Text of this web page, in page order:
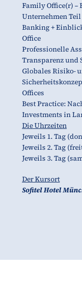
Family Office(r) –
Unternehmen Teil
Banking +
Office
Professionelle
Transparenz und
Globales Risiko-
Offices
Best Practice:
Investments in
Die Uhrzeiten
Jeweils 1. Tag
Jeweils 2. Tag
Jeweils 3. Tag
Der Kursort
Sofitel Hotel